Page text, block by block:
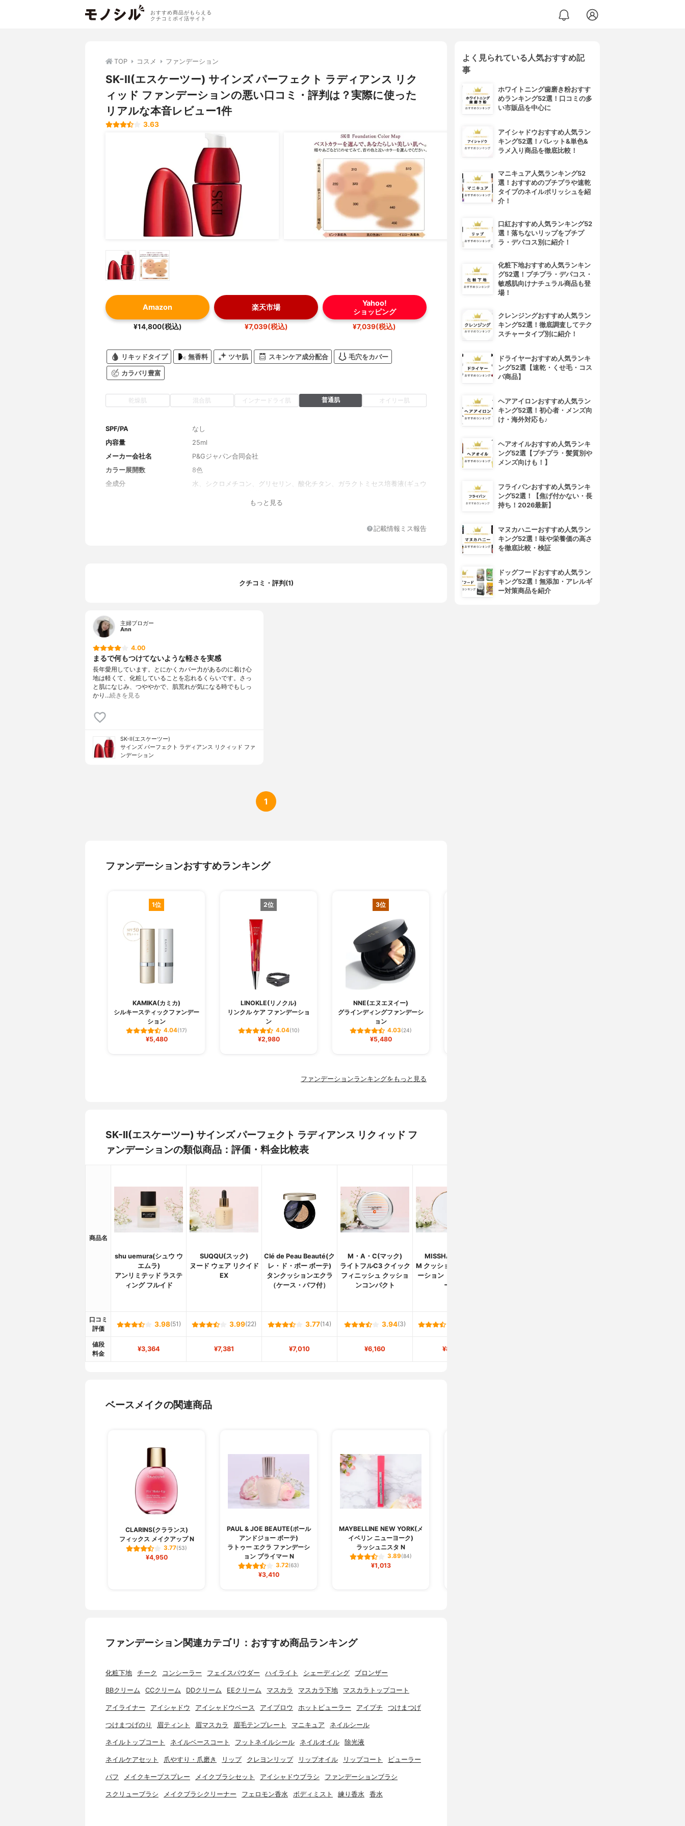
おすすめ商品がもらえる
クチコミポイ活サイト
TOP コスメ ファンデーション
SK-II(エスケーツー) サインズ パーフェクト ラディアンス リク
ィッド ファンデーションの悪い口コミ・評判は？実際に使った
リアルな本音レビュー1件
3.63
Amazon
¥14,800(税込)
楽天市場
¥7,039(税込)
Yahoo!
ショッピング
¥7,039(税込)
リキッドタイプ 無香料 ツヤ肌 スキンケア成分配合 毛穴をカバー
カラバリ豊富
乾燥肌 混合肌 インナードライ肌 普通肌 オイリー肌
SPF/PA
なし
内容量
25ml
メーカー会社名
P&Gジャパン合同会社
カラー展開数
8色
全成分
水、シクロメチコン、グリセリン、酸化チタン、ガラクトミセス培養液(ギュウ
チコンコポリオール、窒化ホウ素、ナイロン-12、BG、酢酸トコフェロール、
ン、(ジメチコン、メチコン)コポリマー、水酸化Al、EDTA-3Na、パラフィ
ルコシンNa、パルミチン酸、(プラスマイナス)、酸化鉄
もっと見る
記載情報ミス報告
クチコミ・評判(1)
主婦ブロガー
Ann
4.00
まるで何もつけてないような軽さを実感
長年愛用しています。とにかくカバー力があるのに着け心
地は軽くて、化粧していることを忘れるくらいです。さっ
と肌になじみ、つややかで、肌荒れが気になる時でもしっ
かり…続きを見る
SK-II(エスケーツー)
サインズ パーフェクト ラディアンス リクィッド ファ
ンデーション
1
ファンデーションおすすめランキング
1位
KAMIKA(カミカ)
シルキースティックファンデー
ション
4.04(17)
¥5,480
2位
LINOKLE(リノクル)
リンクル ケア ファンデーショ
ン
4.04(10)
¥2,980
3位
NNE(エヌエヌイー)
グラインディングファンデーシ
ョン
4.03(24)
¥5,480
ファンデーションランキングをもっと見る
SK-II(エスケーツー) サインズ パーフェクト ラディアンス リクィッド フ
ァンデーションの類似商品：評価・料金比較表
商品名
shu uemura(シュウ ウ
エムラ)
アンリミテッド ラステ
ィング フルイド
SUQQU(スック)
ヌード ウェア リクイド
EX
Clé de Peau Beauté(ク
レ・ド・ポー ボーテ)
タンクッションエクラ
（ケース・パフ付）
M・A・C(マック)
ライトフルC3 クイック
フィニッシュ クッショ
ンコンパクト
MISSHA(ミシャ)
M クッション ファンデ
ーション（モイスチャ
ー）
口コミ
評価
3.98(51) 3.99(22) 3.77(14) 3.94(3)
値段
料金
¥3,364 ¥7,381 ¥7,010 ¥6,160 ¥880
ベースメイクの関連商品
CLARINS(クラランス)
フィックス メイクアップ N
3.77(53)
¥4,950
PAUL & JOE BEAUTE(ポール
アンドジョー ボーテ)
ラトゥー エクラ ファンデーシ
ョン プライマー N
3.72(63)
¥3,410
MAYBELLINE NEW YORK(メ
イベリン ニューヨーク)
ラッシュニスタ N
3.89(84)
¥1,013
ファンデーション関連カテゴリ：おすすめ商品ランキング
化粧下地 チーク コンシーラー フェイスパウダー ハイライト シェーディング ブロンザー
BBクリーム CCクリーム DDクリーム EEクリーム マスカラ マスカラ下地 マスカラトップコート
アイライナー アイシャドウ アイシャドウベース アイブロウ ホットビューラー アイプチ つけまつげ
つけまつげのり 眉ティント 眉マスカラ 眉毛テンプレート マニキュア ネイルシール
ネイルトップコート ネイルベースコート フットネイルシール ネイルオイル 除光液
ネイルケアセット 爪やすり・爪磨き リップ クレヨンリップ リップオイル リップコート ビューラー
パフ メイクキープスプレー メイクブラシセット アイシャドウブラシ ファンデーションブラシ
スクリューブラシ メイクブラシクリーナー フェロモン香水 ボディミスト 練り香水 香水
よく見られている人気おすすめ記
事
ホワイトニング歯磨き粉おすす
めランキング52選！口コミの多
い市販品を中心に
アイシャドウおすすめ人気ラン
キング52選！パレット&単色&
ラメ入り商品を徹底比較！
マニキュア人気ランキング52
選！おすすめのプチプラや速乾
タイプのネイルポリッシュを紹
介！
口紅おすすめ人気ランキング52
選！落ちないリップをプチプ
ラ・デパコス別に紹介！
化粧下地おすすめ人気ランキン
グ52選！プチプラ・デパコス・
敏感肌向けナチュラル商品も登
場！
クレンジングおすすめ人気ラン
キング52選！徹底調査してテク
スチャータイプ別に紹介！
ドライヤーおすすめ人気ランキ
ング52選【速乾・くせ毛・コス
パ商品】
ヘアアイロンおすすめ人気ラン
キング52選！初心者・メンズ向
け・海外対応も♪
ヘアオイルおすすめ人気ランキ
ング52選【プチプラ・髪質別や
メンズ向けも！】
フライパンおすすめ人気ランキ
ング52選！【焦げ付かない・長
持ち！2026最新】
マヌカハニーおすすめ人気ラン
キング52選！味や栄養価の高さ
を徹底比較・検証
ドッグフードおすすめ人気ラン
キング52選！無添加・アレルギ
ー対策商品を紹介